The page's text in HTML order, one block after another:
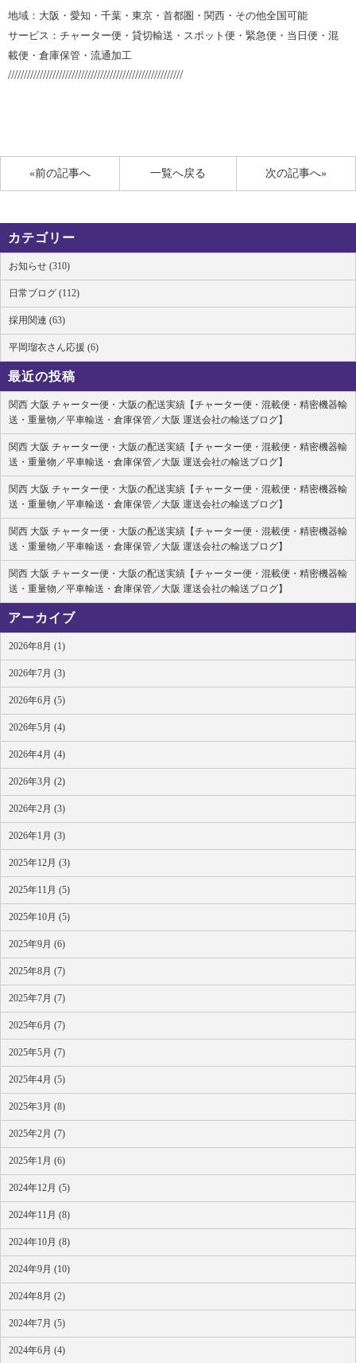
地域：大阪・愛知・千葉・東京・首都圏・関西・その他全国可能
サービス：チャーター便・貸切輸送・スポット便・緊急便・当日便・混
載便・倉庫保管・流通加工
///////////////////////////////////////////////////////
«前の記事へ 次の記事へ»
一覧へ戻る
カテゴリー
お知らせ (310)
日常ブログ (112)
採用関連 (63)
平岡瑠衣さん応援 (6)
最近の投稿
関西 大阪 チャーター便・大阪の配送実績【チャーター便・混載便・精密機器輸
送・重量物／平車輸送・倉庫保管／大阪 運送会社の輸送ブログ】
関西 大阪 チャーター便・大阪の配送実績【チャーター便・混載便・精密機器輸
送・重量物／平車輸送・倉庫保管／大阪 運送会社の輸送ブログ】
関西 大阪 チャーター便・大阪の配送実績【チャーター便・混載便・精密機器輸
送・重量物／平車輸送・倉庫保管／大阪 運送会社の輸送ブログ】
関西 大阪 チャーター便・大阪の配送実績【チャーター便・混載便・精密機器輸
送・重量物／平車輸送・倉庫保管／大阪 運送会社の輸送ブログ】
関西 大阪 チャーター便・大阪の配送実績【チャーター便・混載便・精密機器輸
送・重量物／平車輸送・倉庫保管／大阪 運送会社の輸送ブログ】
アーカイブ
2026年8月 (1)
2026年7月 (3)
2026年6月 (5)
2026年5月 (4)
2026年4月 (4)
2026年3月 (2)
2026年2月 (3)
2026年1月 (3)
2025年12月 (3)
2025年11月 (5)
2025年10月 (5)
2025年9月 (6)
2025年8月 (7)
2025年7月 (7)
2025年6月 (7)
2025年5月 (7)
2025年4月 (5)
2025年3月 (8)
2025年2月 (7)
2025年1月 (6)
2024年12月 (5)
2024年11月 (8)
2024年10月 (8)
2024年9月 (10)
2024年8月 (2)
2024年7月 (5)
2024年6月 (4)